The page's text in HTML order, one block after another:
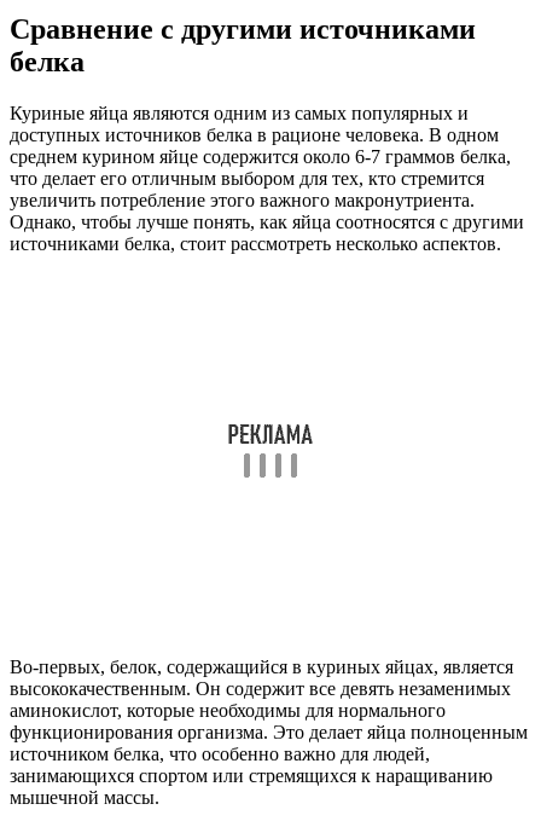
Сравнение с другими источниками
белка
Куриные яйца являются одним из самых популярных и
доступных источников белка в рационе человека. В одном
среднем курином яйце содержится около 6-7 граммов белка,
что делает его отличным выбором для тех, кто стремится
увеличить потребление этого важного макронутриента.
Однако, чтобы лучше понять, как яйца соотносятся с другими
источниками белка, стоит рассмотреть несколько аспектов.
Во-первых, белок, содержащийся в куриных яйцах, является
высококачественным. Он содержит все девять незаменимых
аминокислот, которые необходимы для нормального
функционирования организма. Это делает яйца полноценным
источником белка, что особенно важно для людей,
занимающихся спортом или стремящихся к наращиванию
мышечной массы.